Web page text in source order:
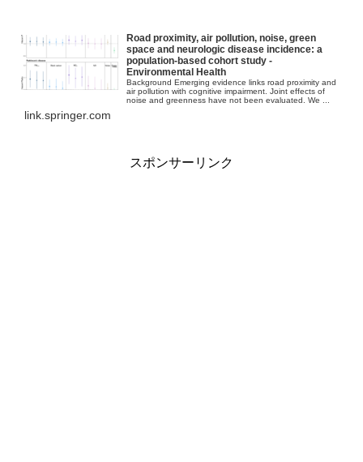
Road proximity, air pollution, noise, green
space and neurologic disease incidence: a
population-based cohort study -
Environmental Health
Background Emerging evidence links road proximity and
air pollution with cognitive impairment. Joint effects of
noise and greenness have not been evaluated. We ...
link.springer.com
スポンサーリンク